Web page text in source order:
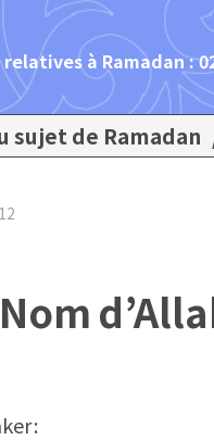
relatives à Ramadan :
sujet de Ramadan
: